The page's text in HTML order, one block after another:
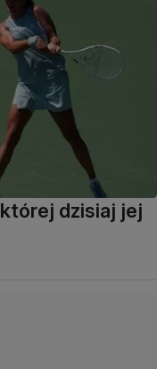
dzisiaj jej